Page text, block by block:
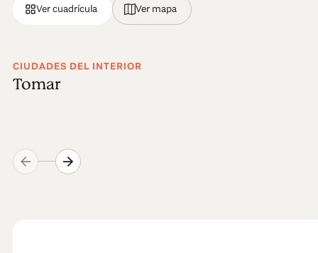
Ver cuadrícula Ver mapa
CIUDADES DEL INTERIOR
Tomar